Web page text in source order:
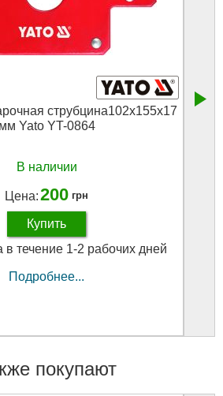
струбцина102х155х17
мм Yato YT-0864
В наличии
Цена:200 грн
Купить
в течение 1-2 рабочих дней
Подробнее...
покупают